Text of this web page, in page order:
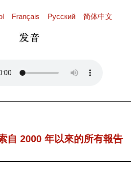
Français Pусский 简体中文
自 2000 年以來的所有報告